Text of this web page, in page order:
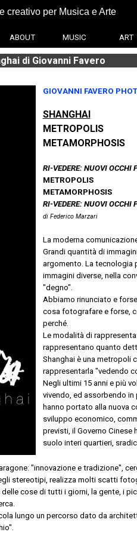
ABOUT MUSIC ART
creativo per Musica e Arte
di Giovanni Favero
GIOVANNI FAVERO
SHANGHAI
METROPOLIS
METAMORPHOSIS
RI-VEDERE: NUOVI OCCHI
METROPOLIS
METAMORPHOSIS
RI-VEDERE: NUOVI OCCHI
di Federico Marzari
La moderna
Grandi quantità di
argomento. La tecnologia
immagini diverse, nella
"degno".
Abbiamo rinunciato e
cosa fotografare e forse,
perché.
Le modalità di
rappresentano quanto
Shanghai è una metropoli
rappresentarla "vedendo
Negli ultimi 15 anni e più
vivendo, ed assorbendo
hanno portato alla nuova
sviluppo economico,
previsti, il Governo Cinese
suolo interi quartieri,
"innovazione e tradizione",
stereotipi, realizza molti scatti
cose di tutti i giorni, la gente, i
lungo un percorso dato da